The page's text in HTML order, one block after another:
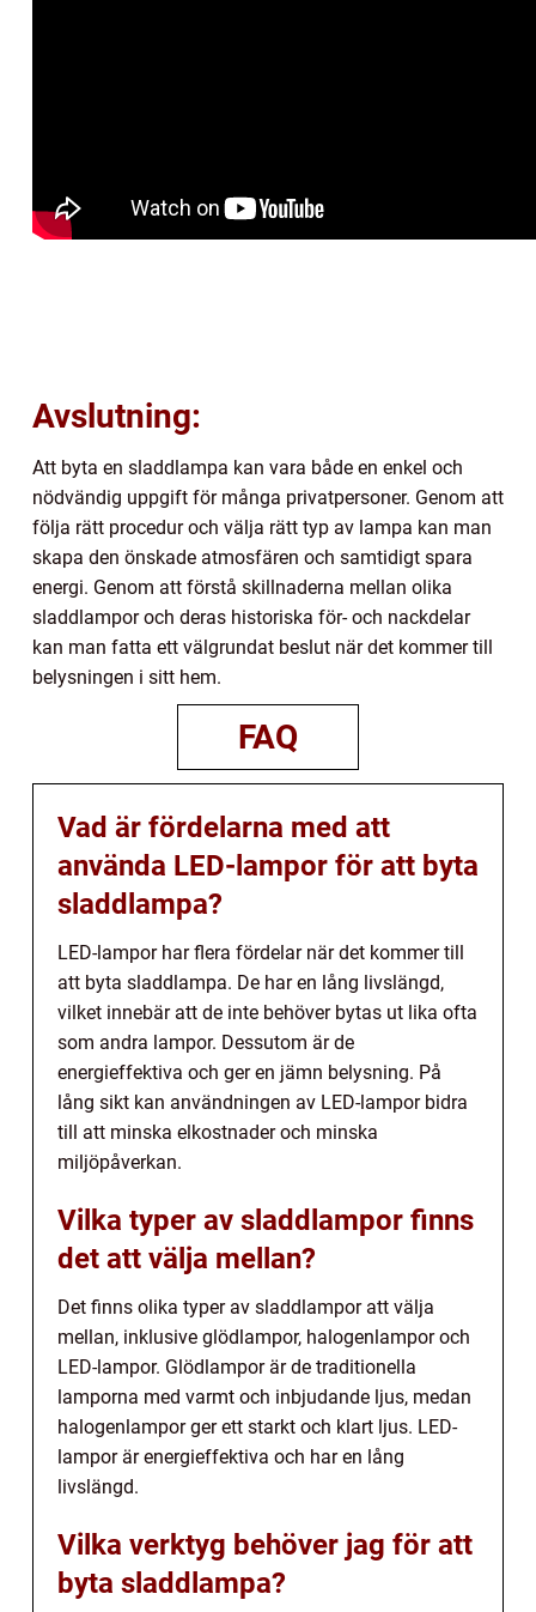
Avslutning:
Att byta en sladdlampa kan vara både en enkel och
nödvändig uppgift för många privatpersoner. Genom att
följa rätt procedur och välja rätt typ av lampa kan man
skapa den önskade atmosfären och samtidigt spara
energi. Genom att förstå skillnaderna mellan olika
sladdlampor och deras historiska för- och nackdelar
kan man fatta ett välgrundat beslut när det kommer till
belysningen i sitt hem.
FAQ
Vad är fördelarna med att
använda LED-lampor för att byta
sladdlampa?
LED-lampor har flera fördelar när det kommer till
att byta sladdlampa. De har en lång livslängd,
vilket innebär att de inte behöver bytas ut lika ofta
som andra lampor. Dessutom är de
energieffektiva och ger en jämn belysning. På
lång sikt kan användningen av LED-lampor bidra
till att minska elkostnader och minska
miljöpåverkan.
Vilka typer av sladdlampor finns
det att välja mellan?
Det finns olika typer av sladdlampor att välja
mellan, inklusive glödlampor, halogenlampor och
LED-lampor. Glödlampor är de traditionella
lamporna med varmt och inbjudande ljus, medan
halogenlampor ger ett starkt och klart ljus. LED-
lampor är energieffektiva och har en lång
livslängd.
Vilka verktyg behöver jag för att
byta sladdlampa?